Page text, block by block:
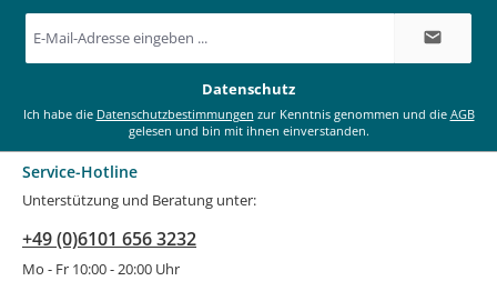
Mail-
Adresse
Datenschutz
Ich habe die Datenschutzbestimmungen zur Kenntnis genommen und die AGB
gelesen und bin mit ihnen einverstanden.
Service-Hotline
Unterstützung und Beratung unter:
+49 (0)6101 656 3232
Mo - Fr 10:00 - 20:00 Uhr